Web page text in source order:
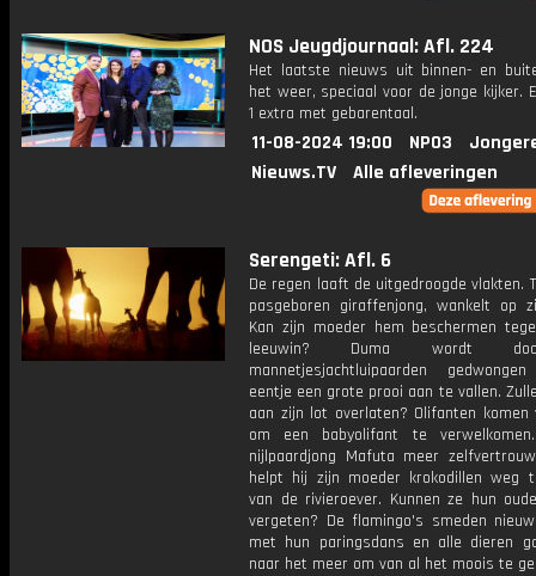
NOS Jeugdjournaal: Afl. 224
Het laatste nieuws uit binnen- en
het weer, speciaal voor de jonge kijker.
1 extra met gebarentaal.
11-08-2024 19:00 NPO3
Nieuws.TV
Alle afleveringen
Serengeti: Afl. 6
De regen laaft de uitgedroogde vlakten.
pasgeboren giraffenjong, wankelt op
Kan zijn moeder hem beschermen
leeuwin? Duma wordt
mannetjesjachtluipaarden
eentje een grote prooi aan te vallen.
aan zijn lot overlaten? Olifanten komen
om een babyolifant te
nijlpaardjong Mafuta meer
helpt hij zijn moeder krokodillen weg
van de rivieroever. Kunnen ze hun
vergeten? De flamingo's smeden
met hun paringsdans en alle dieren
naar het meer om van al het moois te